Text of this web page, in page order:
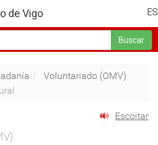
ES
de Vigo
Buscar
Voluntariado (OMV)
Escoitar